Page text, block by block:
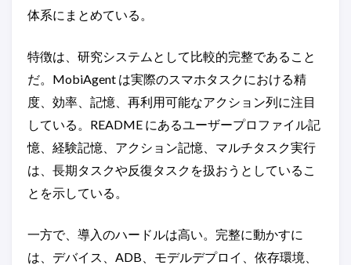
体系にまとめている。
特徴は、研究システムとして比較的完整であること
だ。MobiAgent は実際のスマホタスクにおける精
度、効率、記憶、再利用可能なアクション列に注目
している。README にあるユーザープロファイル記
憶、経験記憶、アクション記憶、マルチタスク実行
は、長期タスクや反復タスクを扱おうとしているこ
とを示している。
一方で、導入のハードルは高い。完整に動かすに
は、デバイス、ADB、モデルデプロイ、依存環境、